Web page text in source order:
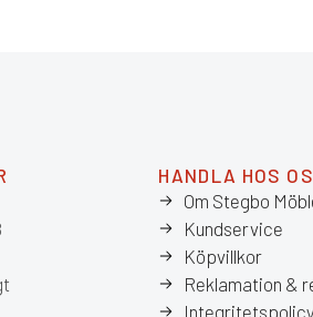
HANDLA HOS
Om Stegbo
Kundservice
Köpvillkor
Reklamation &
Integritetspolicy